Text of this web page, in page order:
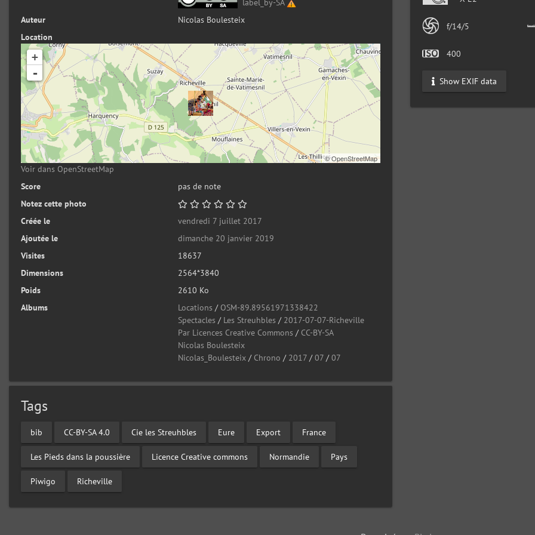
label_by-SA
Auteur
Nicolas Boulesteix
Location
+
-
©OpenStreetMap
Voir dans OpenStreetMap
Score
pas de note
Notez cette photo
Créée le
vendredi 7 juillet 2017
Ajoutée le
dimanche 20 janvier 2019
Visites
18637
Dimensions
2564*3840
Poids
2610 Ko
Albums
Locations / OSM-89.89561971338422
Spectacles / Les Streuhbles / 2017-07-07-Richeville
Par Licences Creative Commons / CC-BY-SA
Nicolas Boulesteix
Nicolas_Boulesteix / Chrono / 2017 /07 /07
Tags
bib CC-BY-SA 4.0 Cie les Streuhbles Eure Export France
Les Pieds dans la poussière Licence Creative commons Normandie Pays
Piwigo Richeville
f/14/5
400
Show EXIF data